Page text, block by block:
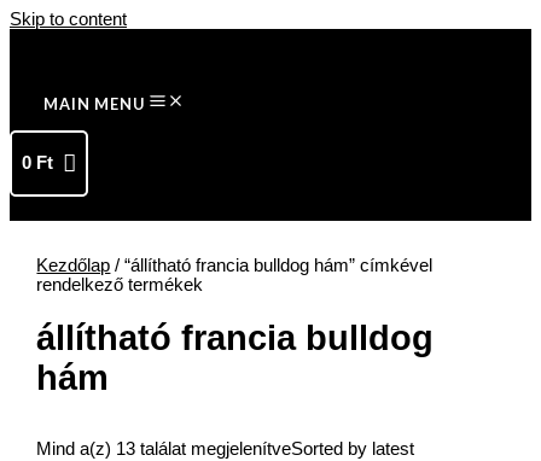
Skip to content
MAIN MENU
0 Ft
Kezdőlap / “állítható francia bulldog hám” címkével
rendelkező termékek
állítható francia bulldog
hám
Mind a(z) 13 találat megjelenítveSorted by latest